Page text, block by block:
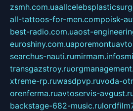
zsmh.com.ua
all-tattoos-for-men.compoisk-
best-radio.com.uaost-
euroshiny.com.ua
searchus-nauti.rumirmam.info
transgazstroy.ru
xtreme-rp.ruwasdpvp.ruvoda-
orenferma.ruavtoservis-
backstage-682-music.ru